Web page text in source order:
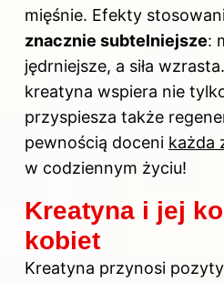
mięśnie. Efekty
znacznie subtelniejsze:
jędrniejsze, a siła
kreatyna wspiera nie
przyspiesza także
pewnością doceni każda
w codziennym życiu!
Kreatyna i jej
kobiet
Kreatyna przynosi